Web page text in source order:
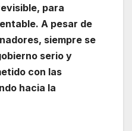
para
A pesar de
siempre se
serio y
con las
hacia la